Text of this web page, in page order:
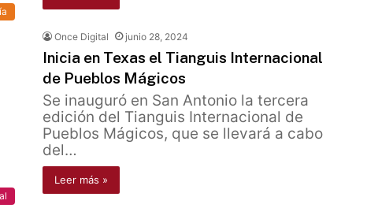
Once Digital junio 28, 2024
Inicia en Texas el Tianguis Internacional
de Pueblos Mágicos
Se inauguró en San Antonio la tercera
edición del Tianguis Internacional de
Pueblos Mágicos, que se llevará a cabo
del…
Leer más »